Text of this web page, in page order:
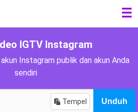
☰
IGTV Instagram
Instagram publik dan akun Anda
sendiri
Tempel Unduh